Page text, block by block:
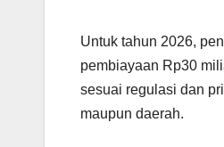
Untuk tahun 2026,
pembiayaan Rp30
sesuai regulasi dan
maupun daerah.